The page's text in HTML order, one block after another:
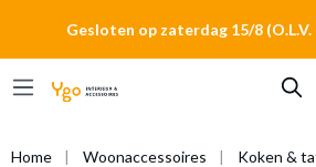
Gesloten op zaterdag 15/8
Home Woonaccessoires
Koken &